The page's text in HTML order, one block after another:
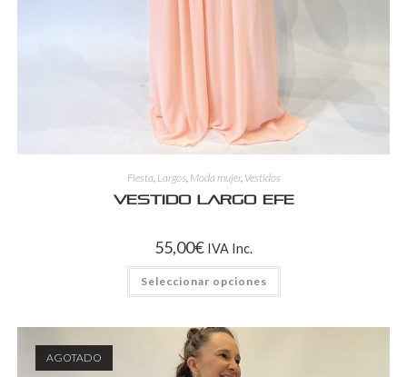
Fiesta, Largos, Moda mujer, Vestidos
Vestido largo Efe
55,00€ IVA Inc.
Seleccionar opciones
AGOTADO